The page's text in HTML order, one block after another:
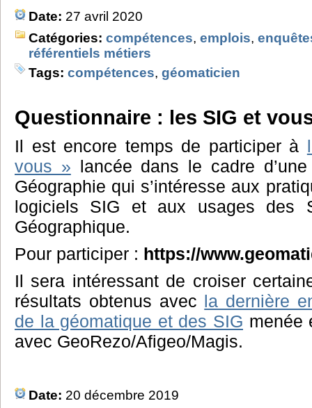
Date: 27 avril 2020
Catégories: compétences, emplois,
référentiels métiers
Tags: compétences, géomaticien
Questionnaire : les SIG et
Il est encore temps de participer à
vous » lancée dans le cadre
Géographie qui s’intéresse aux
logiciels SIG et aux usages des
Géographique.
Pour participer : https://
Il sera intéressant de croiser
résultats obtenus avec la dernière
de la géomatique et des SIG menée
avec GeoRezo/Afigeo/Magis.
Date: 20 décembre 2019